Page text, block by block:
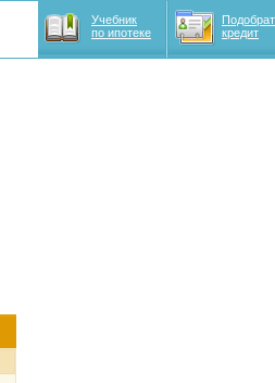
Учебник
по ипотеке
кредит